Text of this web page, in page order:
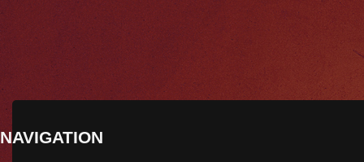
NAVIGATION